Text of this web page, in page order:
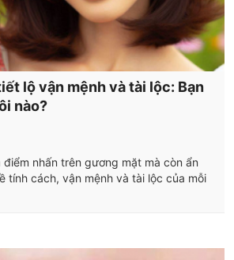
lộ vận mệnh và tài lộc: Bạn
nào?
nhấn trên gương mặt mà còn ẩn
tính cách, vận mệnh và tài lộc của mỗi